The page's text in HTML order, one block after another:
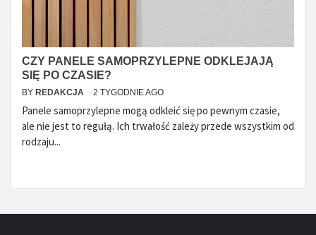
CZY PANELE SAMOPRZYLEPNE ODKLEJAJĄ
SIĘ PO CZASIE?
BY REDAKCJA 2 TYGODNIE AGO
Panele samoprzylepne mogą odkleić się po pewnym czasie,
ale nie jest to regułą. Ich trwałość zależy przede wszystkim od
rodzaju...